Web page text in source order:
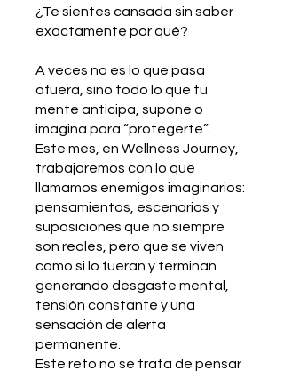
¿Te sientes cansada sin saber
exactamente por qué?
A veces no es lo que pasa
afuera, sino todo lo que tu
mente anticipa, supone o
imagina para “protegerte”.
Este mes, en Wellness Journey,
trabajaremos con lo que
llamamos enemigos imaginarios:
pensamientos, escenarios y
suposiciones que no siempre
son reales, pero que se viven
como si lo fueran y terminan
generando desgaste mental,
tensión constante y una
sensación de alerta
permanente.
Este reto no se trata de pensar